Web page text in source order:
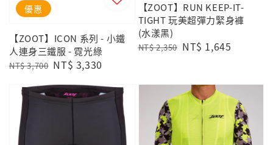
優惠
【ZOOT】ICON 系列 - 小鐵
人連身三鐵服 - 霓光綠
Regular
NT$ 3,700 Sale
NT$ 3,330
【ZOOT】RUN KEEP-IT-
TIGHT 玩美超彈力緊身褲
(水漾黑)
Regular
NT$ 2,350 Sale
NT$ 1,645